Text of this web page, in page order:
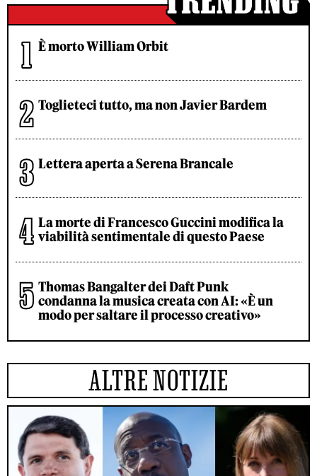
È morto William Orbit
Toglieteci tutto, ma non Javier Bardem
Lettera aperta a Serena Brancale
La morte di Francesco Guccini modifica la
viabilità sentimentale di questo Paese
Thomas Bangalter dei Daft Punk
condanna la musica creata con AI: «È un
modo per saltare il processo creativo»
ALTRE NOTIZIE